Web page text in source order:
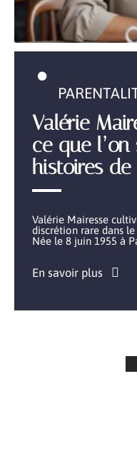
Valérie
ce que
histoires
Valérie Mairesse
discrétion rare dans
Née le 8 juin 1955 à
En savoir plus